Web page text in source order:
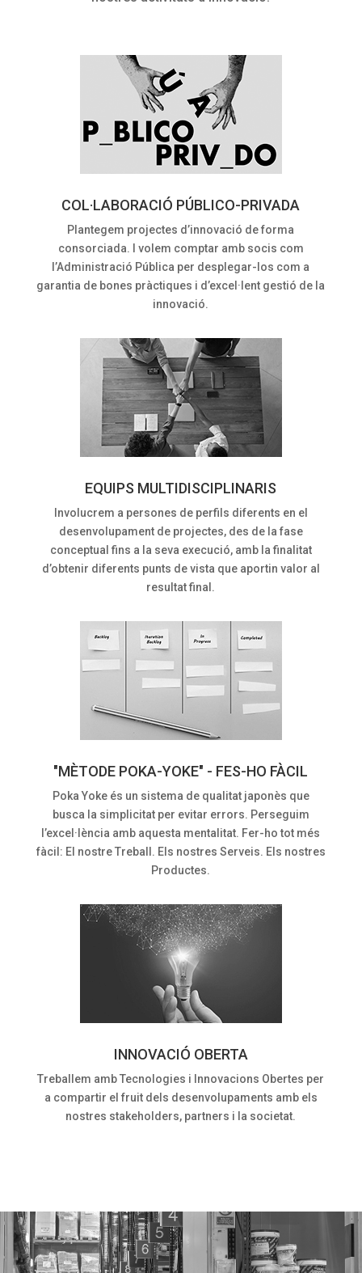
COL·LABORACIÓ PÚBLICO-PRIVADA
Plantegem projectes d’innovació de forma
consorciada. I volem comptar amb socis com
l’Administració Pública per desplegar-los com a
garantia de bones pràctiques i d’excel·lent gestió de la
innovació.
EQUIPS MULTIDISCIPLINARIS
Involucrem a persones de perfils diferents en el
desenvolupament de projectes, des de la fase
conceptual fins a la seva execució, amb la finalitat
d’obtenir diferents punts de vista que aportin valor al
resultat final.
"MÈTODE POKA-YOKE" - FES-HO FÀCIL
Poka Yoke és un sistema de qualitat japonès que
busca la simplicitat per evitar errors. Perseguim
l’excel·lència amb aquesta mentalitat. Fer-ho tot més
fàcil: El nostre Treball. Els nostres Serveis. Els nostres
Productes.
INNOVACIÓ OBERTA
Treballem amb Tecnologies i Innovacions Obertes per
a compartir el fruit dels desenvolupaments amb els
nostres stakeholders, partners i la societat.